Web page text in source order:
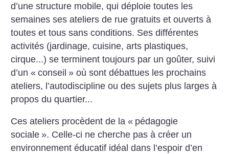
d’une structure mobile, qui déploie toutes les
semaines ses ateliers de rue gratuits et ouverts à
toutes et tous sans conditions. Ses différentes
activités (jardinage, cuisine, arts plastiques,
cirque...) se terminent toujours par un goûter, suivi
d’un « conseil » où sont débattues les prochains
ateliers, l’auto­discipline ou des sujets plus larges à
propos du quartier...
Ces ateliers procèdent de la « pédagogie
sociale ». Celle-ci ne cherche pas à créer un
environnement éducatif idéal dans l’espoir d’en